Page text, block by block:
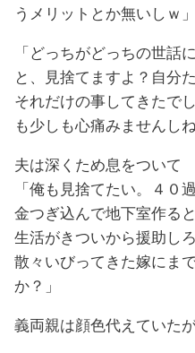
うメリットとか無いしｗ」
「どっちがどっちの世話
と、見捨てますよ？自分
それだけの事してきたで
も少しも心痛みませんし
夫は深くため息をついて
「俺も見捨てたい。４０
金つぎ込んで地下室作る
生活がきついから援助し
散々いびってきた嫁にま
か？」
義両親は顔色代えていた